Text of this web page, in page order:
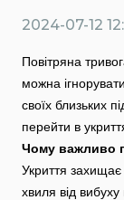
2024-07-12
Повітряна
можна
своїх близьких
перейти в
Чому важливо
Укриття захищає
хвиля від